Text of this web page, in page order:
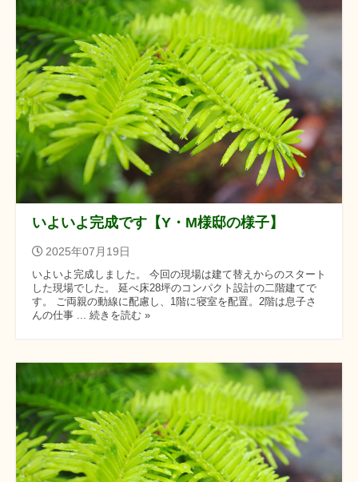
いよいよ完成です【Y・M様邸の様子】
2025年07月19日
いよいよ完成しました。 今回の現場は建て替えからのスタート
した現場でした。 延べ床28坪のコンパクト設計の二階建てで
す。 ご両親の動線に配慮し、1階に寝室を配置。2階は息子さ
んの仕事 ... 続きを読む »